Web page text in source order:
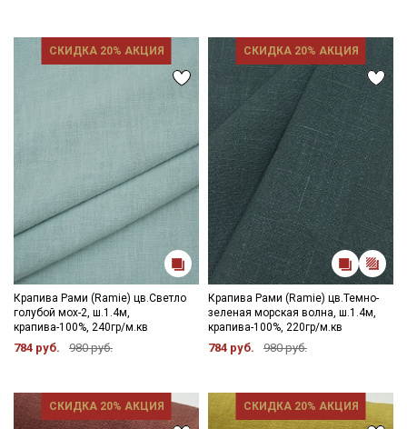
СКИДКА 20% АКЦИЯ
Крапива Рами (Ramie) цв.Светло
голубой мох-2, ш.1.4м,
крапива-100%, 240гр/м.кв
784 руб. 980 руб.
СКИДКА 20% АКЦИЯ
Крапива Рами (Ramie) цв.Темно-
зеленая морская волна, ш.1.4м,
крапива-100%, 220гр/м.кв
784 руб. 980 руб.
СКИДКА 20% АКЦИЯ СКИДКА 20% АКЦИЯ